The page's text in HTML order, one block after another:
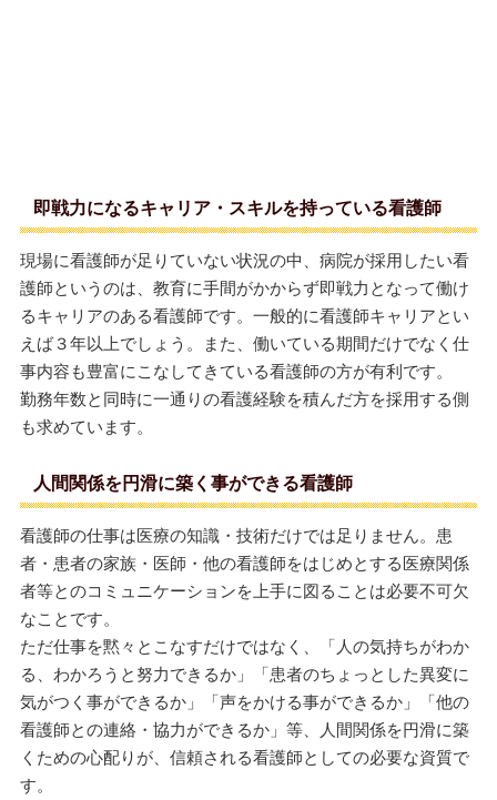
即戦力になるキャリア・スキルを持っている看護師
現場に看護師が足りていない状況の中、病院が採用したい看
護師というのは、教育に手間がかからず即戦力となって働け
るキャリアのある看護師です。一般的に看護師キャリアとい
えば３年以上でしょう。また、働いている期間だけでなく仕
事内容も豊富にこなしてきている看護師の方が有利です。
勤務年数と同時に一通りの看護経験を積んだ方を採用する側
も求めています。
人間関係を円滑に築く事ができる看護師
看護師の仕事は医療の知識・技術だけでは足りません。患
者・患者の家族・医師・他の看護師をはじめとする医療関係
者等とのコミュニケーションを上手に図ることは必要不可欠
なことです。
ただ仕事を黙々とこなすだけではなく、「人の気持ちがわか
る、わかろうと努力できるか」「患者のちょっとした異変に
気がつく事ができるか」「声をかける事ができるか」「他の
看護師との連絡・協力ができるか」等、人間関係を円滑に築
くための心配りが、信頼される看護師としての必要な資質で
す。